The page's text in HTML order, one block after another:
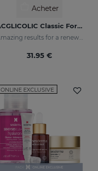
Acheter
ACGLICOLIC Classic Forte Ampoules
31.95 €
ONLINE EXCLUSIVE